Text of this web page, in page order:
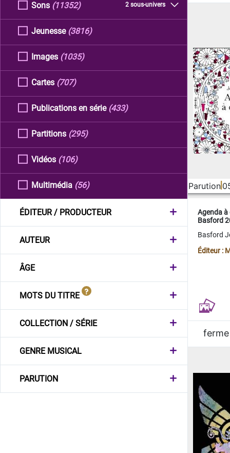
Sons 2 sous-univers
(11352)
Jeunesse (3816)
Images (1035)
Cartes (707)
Publications en série (433)
Partitions (295)
Vidéos (106)
Multimédia (56)
ÉDITEUR / PRODUCTEUR
AUTEUR
ÂGE
MOTS DU TITRE
COLLECTION / SÉRIE
GENRE MUSICAL
PARUTION
Parution
Agenda
Basford
Basford
Éditeur :
ferme